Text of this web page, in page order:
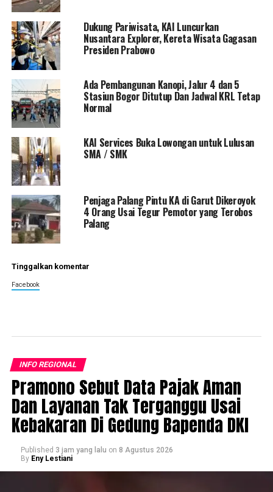
Dukung Pariwisata, KAI Luncurkan
Nusantara Explorer, Kereta Wisata Gagasan
Presiden Prabowo
Ada Pembangunan Kanopi, Jalur 4 dan 5
Stasiun Bogor Ditutup Dan Jadwal KRL Tetap
Normal
KAI Services Buka Lowongan untuk Lulusan
SMA / SMK
Penjaga Palang Pintu KA di Garut Dikeroyok
4 Orang Usai Tegur Pemotor yang Terobos
Palang
Tinggalkan komentar
Facebook
INFO REGIONAL
Pramono Sebut Data Pajak Aman
Dan Layanan Tak Terganggu Usai
Kebakaran Di Gedung Bapenda DKI
Published 3 jam yang lalu on 8 Agustus 2026
By Eny Lestiani